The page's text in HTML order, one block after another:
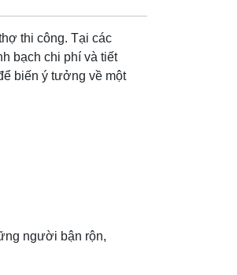
thi công. Tại các
bạch chi phí và tiết
biến ý tưởng về một
người bận rộn,